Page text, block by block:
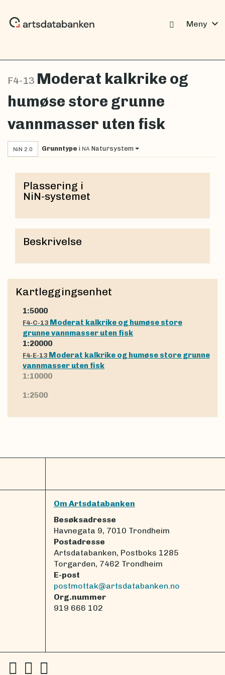
Meny expand_more
F4-13 Moderat kalkrike og
humøse store grunne
vannmasser uten fisk
NiN 2.0 Grunntype i NA Natursystem
Plassering i
NiN-systemet
Beskrivelse
Kartleggingsenhet
1:5000
F4-C-13 Moderat kalkrike og humøse store
grunne vannmasser uten fisk
1:20000
F4-E-13 Moderat kalkrike og humøse store grunne
vannmasser uten fisk
1:10000
1:2500
Om Artsdatabanken
Besøksadresse
Havnegata 9, 7010 Trondheim
Postadresse
Artsdatabanken, Postboks 1285
Torgarden, 7462 Trondheim
E-post
postmottak@artsdatabanken.no
Org.nummer
919 666 102